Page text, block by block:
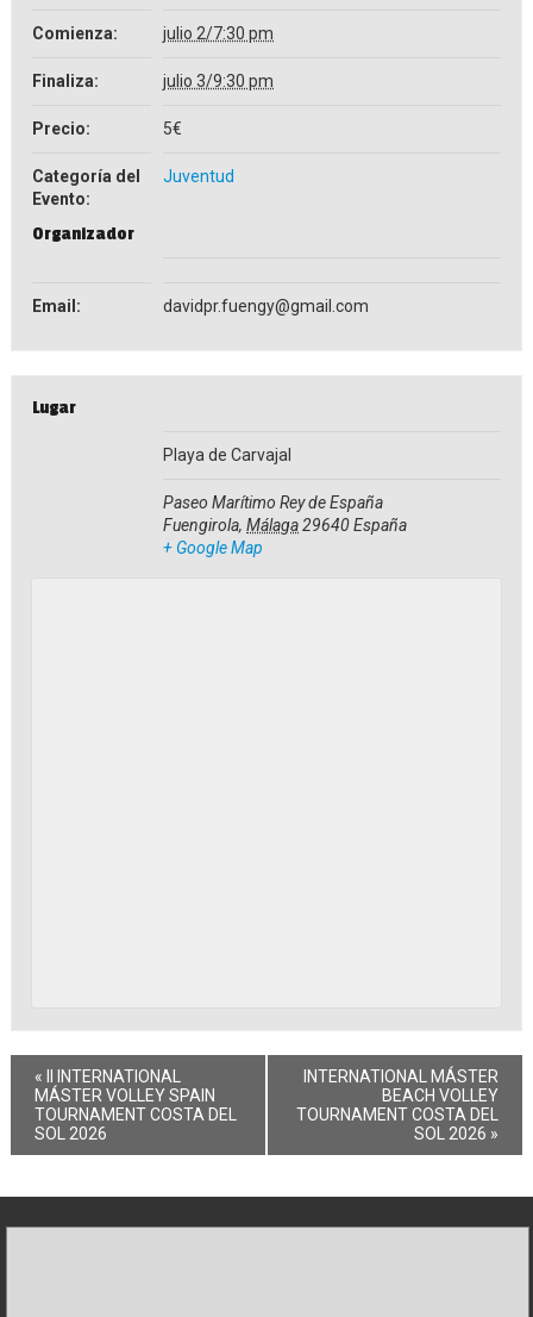
Comienza: julio 2/7:30 pm
Finaliza: julio 3/9:30 pm
Precio: 5€
Categoría del
Evento:
Juventud
Organizador
Email: davidpr.fuengy@gmail.com
Lugar
Playa de Carvajal
Paseo Marítimo Rey de España
Fuengirola, Málaga 29640 España
+ Google Map
« II INTERNATIONAL
MÁSTER VOLLEY SPAIN
TOURNAMENT COSTA DEL
SOL 2026
INTERNATIONAL MÁSTER
BEACH VOLLEY
TOURNAMENT COSTA DEL
SOL 2026 »